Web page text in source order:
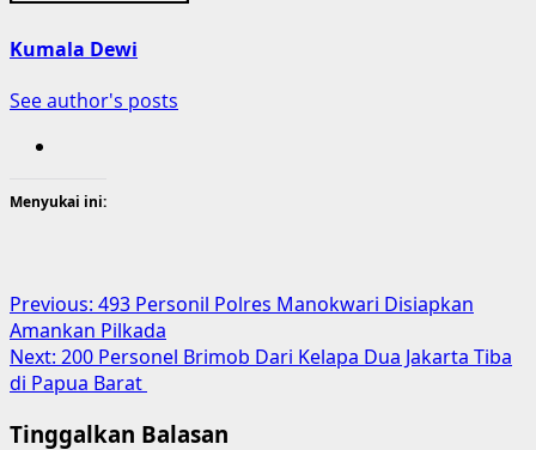
Kumala Dewi
See author's posts
Menyukai ini:
Post
navigation
Previous: 493 Personil Polres Manokwari Disiapkan
Amankan Pilkada
Next: 200 Personel Brimob Dari Kelapa Dua Jakarta Tiba
di Papua Barat
Tinggalkan Balasan